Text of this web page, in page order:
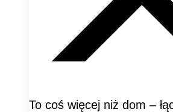
To coś więcej niż dom –